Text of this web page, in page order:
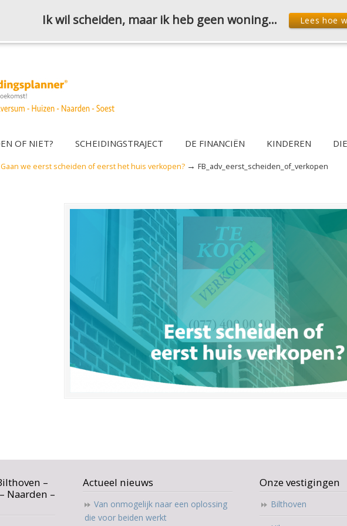
OF NIET? SCHEIDINGSTRAJECT DE FINANCIËN KINDEREN
Gaan we eerst scheiden of eerst het huis verkopen? → FB_adv_eerst_scheiden_of_verkopen
–
Naarden –
Actueel nieuws
Van onmogelijk naar een oplossing
die voor beiden werkt
Onze vestigingen
Bilthoven
Ik wil scheiden, maar ik heb geen woning… Lees hoe